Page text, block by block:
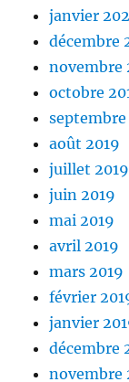
janvier
décembre
novembre
octobre
septembre
août 2019
juillet 2019
juin 2019
mai 2019
avril 2019
mars 2019
février
janvier
décembre
novembre